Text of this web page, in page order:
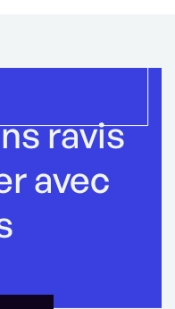
ravis
avec